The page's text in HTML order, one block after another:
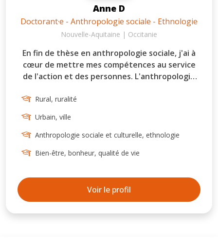
Anne D
Doctorant·e - Anthropologie sociale - Ethnologie
Nouvelle-Aquitaine | Occitanie
En fin de thèse en anthropologie sociale, j'ai à
cœur de mettre mes compétences au service
de l'action et des personnes. L'anthropologie
fine de nourrir des décisions éclairées ou de
s'articule autour de plusieurs thématiques - la
relation de l'homme à son environnement,
mais aussi autour de compétences fortes en
participatives, photovoice…) qui peuvent être
appliquées à de nombreux domaines.
Aujourd'hui, je suis particulièrement intéressée
Rural, ruralité
Urbain, ville
Anthropologie sociale et culturelle, ethnologie
Bien-être, bonheur, qualité de vie
Voir le profil